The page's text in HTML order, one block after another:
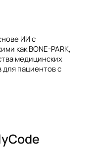
ИИ с
как BONE-PARK,
медицинских
пациентов с